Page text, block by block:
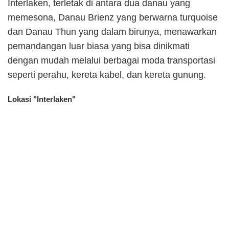
Interlaken, terletak di antara dua danau yang
memesona, Danau Brienz yang berwarna turquoise
dan Danau Thun yang dalam birunya, menawarkan
pemandangan luar biasa yang bisa dinikmati
dengan mudah melalui berbagai moda transportasi
seperti perahu, kereta kabel, dan kereta gunung.
Lokasi "Interlaken"